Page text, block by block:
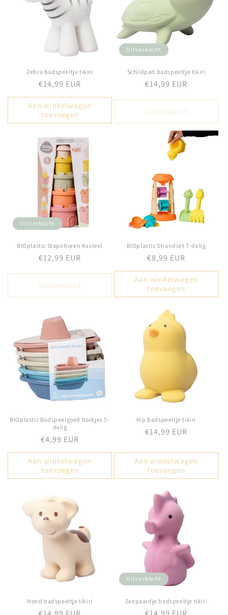
Zebra badspeeltje tikiri
Normale
prijs
€14,99 EUR
Aan winkelwagen
toevoegen
Uitverkocht
Schildpad badspeeltje tikiri
Normale
€14,99 EUR
Uitverkocht
Uitverkocht
BIOplastic Stapeltoren Kasteel
Normale
€12,99 EUR
Uitverkocht
BIOplastic Strandset 7-delig
Normale
prijs
€8,99 EUR
Aan winkelwagen
toevoegen
BIOplastic Badspeelgoed bootjes 5-
delig
Normale
prijs
€4,99 EUR
Aan winkelwagen
toevoegen
Kip badspeeltje tikiri
Normale
€14,99 EUR
Aan winkelwagen
toevoegen
Hond badspeeltje tikiri
Uitverkocht
Zeepaardje badspeeltje tikiri